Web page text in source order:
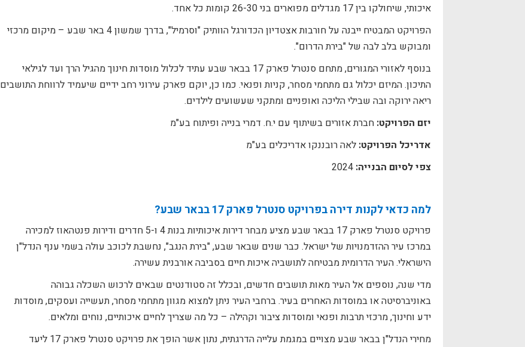
איכותי, שיחולקו בין 17 מגדלים מפוארים בני 26-30 קומות כל אחד.
הפרויקט המבטיח ייבנה על חורבות אצטדיון הכדורגל הוותיק "וסרמיל", בדרך שמשון 4 באר שבע – מיקום מרכזי
ומבוקש בלב לבה של "בירת הדרום".
בנוסף לאזורי המגורים, מתחם סנטרל פארק 17 בבאר שבע עתיד לכלול מוסדות חינוך מהגיל הרך ועד לגילאי
התיכון. המיזם יכלול גם מתחמי מסחר, קניות ופנאי. כמו כן, יוקם פארק עירוני רחב ידיים שיעמיד לרווחת התושבים
ריאה ירוקה ובה שבילי הליכה ואופניים ומתקני שעשועים לילדים.
יזם הפרויקט: חברת אזורים בשיתוף עם י.ח. דמרי בנייה ופיתוח בע"מ
אדריכל הפרויקט: לאה רובננקו אדריכלים בע"מ
צפי לסיום הבנייה:
למה כדאי לקנות דירה בפרויקט סנטרל פארק 17 בבאר שבע?
פרויקט סנטרל פארק 17 בבאר שבע מציע מבחר דירות איכותיות בנות 4 ו-5 חדרים ודירות פנטהאוז למכירה
במרכז עיר ההזדמנויות של ישראל. כבר שנים שבאר שבע, "בירת הנגב", נחשבת לכוכב עולה בשמי ענף הנדל"ן
הישראלי. העיר הדרומית מבטיחה לתושביה איכות חיים בסביבה אורבנית עשירה.
מדי שנה, נוספים אל העיר מאות תושבים חדשים, ובכלל זה סטודנטים שבאים לרכוש השכלה גבוהה
באוניברסיטה או במוסדות האחרים בעיר. ברחבי העיר ניתן למצוא מגוון מתחמי מסחר, תעשייה ועסקים, מוסדות
ידע וחינוך, מרכזי תרבות ופנאי ומוסדות ציבור וקהילה – כל מה שצריך לחיים איכותיים, נוחים ומלאים.
מחירי הנדל"ן בבאר שבע מצויים במגמת עלייה הדרגתית, נתון אשר הופך את פרויקט סנטרל פארק 17 ליעד